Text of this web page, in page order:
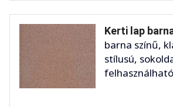
Kerti lap
barna színű,
stílusú,